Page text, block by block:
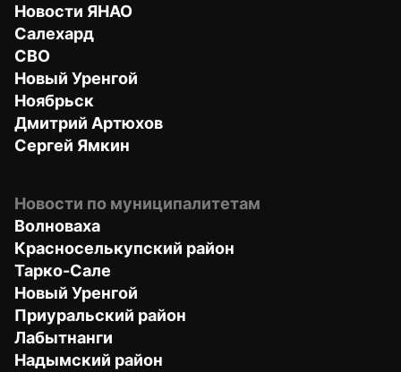
Новости ЯНАО
Салехард
СВО
Новый Уренгой
Ноябрьск
Дмитрий Артюхов
Сергей Ямкин
Новости по муниципалитетам
Волноваха
Красноселькупский район
Тарко-Сале
Новый Уренгой
Приуральский район
Лабытнанги
Надымский район